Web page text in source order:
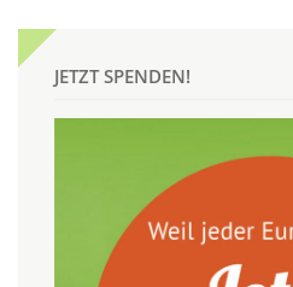
JETZT SPENDEN!